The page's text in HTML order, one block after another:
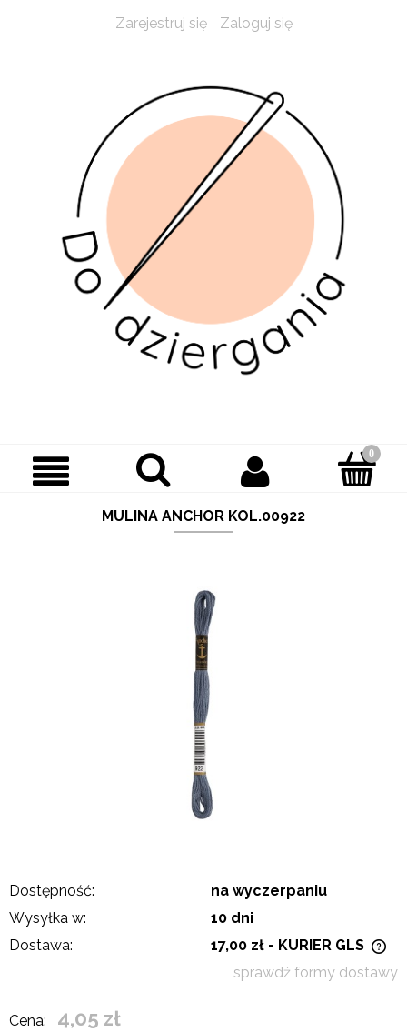
Zarejestruj się Zaloguj się
MULINA ANCHOR KOL.00922
Dostępność:
na wyczerpaniu
Wysyłka w:
10 dni
Dostawa:
17,00 zł - KURIER GLS
sprawdź formy dostawy
Cena: 4,05 zł